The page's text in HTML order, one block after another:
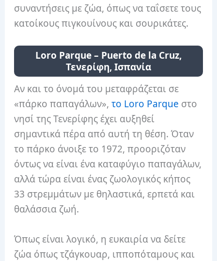
συναντήσεις με ζώα, όπως να ταΐσετε τους
κατοίκους πιγκουίνους και σουρικάτες.
Loro Parque – Puerto de la Cruz,
Τενερίφη, Ισπανία
Αν και το όνομά του μεταφράζεται σε
«πάρκο παπαγάλων»,το Loro Parque στο
νησί της Τενερίφης έχει αυξηθεί
σημαντικά πέρα ​​από αυτή τη θέση. Όταν
το πάρκο άνοιξε το 1972, προοριζόταν
όντως να είναι ένα καταφύγιο παπαγάλων,
αλλά τώρα είναι ένας ζωολογικός κήπος
33 στρεμμάτων με θηλαστικά, ερπετά και
θαλάσσια ζωή.
Όπως είναι λογικό, η ευκαιρία να δείτε
ζώα όπως τζάγκουαρ, ιπποπόταμους και